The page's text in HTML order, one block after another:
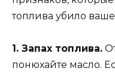
топлива убило
1. Запах топлива.
понюхайте масло.